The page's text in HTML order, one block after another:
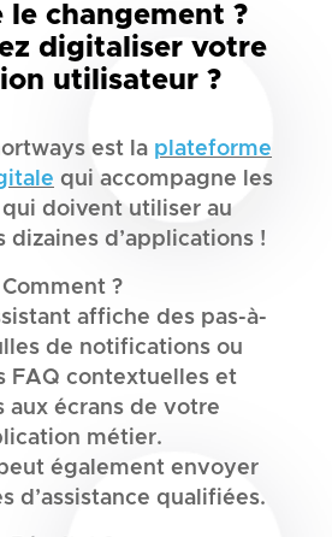
le changement ?
digitaliser votre
utilisateur ?
est la plateforme
qui accompagne les
doivent utiliser au
dizaines d’applications !
Comment ?
affiche des pas-à-
de notifications ou
FAQ contextuelles et
aux écrans de votre
métier.
également envoyer
d’assistance qualifiées.